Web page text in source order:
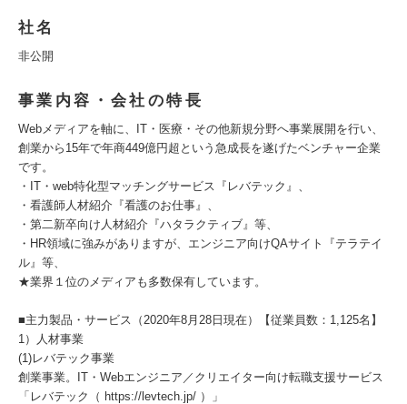
社名
非公開
事業内容・会社の特長
Webメディアを軸に、IT・医療・その他新規分野へ事業展開を行い、
創業から15年で年商449億円超という急成長を遂げたベンチャー企業
です。
・IT・web特化型マッチングサービス『レバテック』、
・看護師人材紹介『看護のお仕事』、
・第二新卒向け人材紹介『ハタラクティブ』等、
・HR領域に強みがありますが、エンジニア向けQAサイト『テラテイ
ル』等、
★業界１位のメディアも多数保有しています。
■主力製品・サービス（2020年8月28日現在）【従業員数：1,125名】
1）人材事業
(1)レバテック事業
創業事業。IT・Webエンジニア／クリエイター向け転職支援サービス
「レバテック（ https://levtech.jp/ ）」